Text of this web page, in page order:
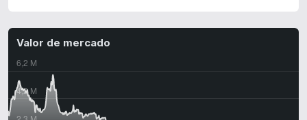
Valor de mercado